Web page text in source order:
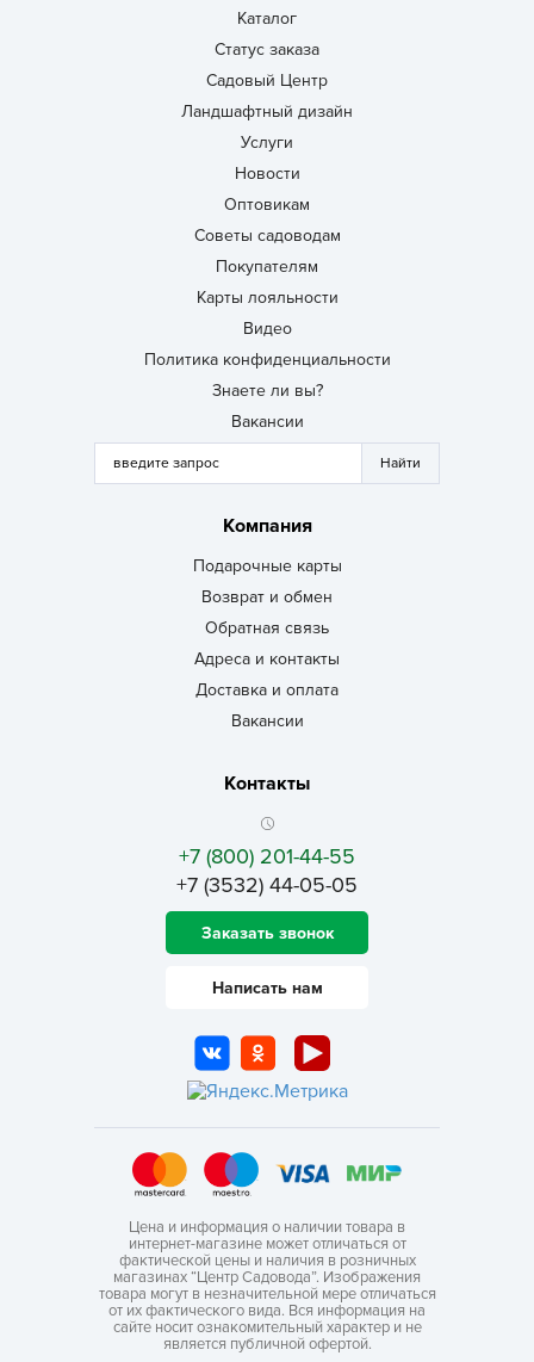
Каталог
Статус заказа
Садовый Центр
Ландшафтный дизайн
Услуги
Новости
Оптовикам
Советы садоводам
Покупателям
Карты лояльности
Видео
Политика конфиденциальности
Знаете ли вы?
Вакансии
Компания
Подарочные карты
Возврат и обмен
Обратная связь
Адреса и контакты
Доставка и оплата
Вакансии
Контакты
+7 (800) 201-44-55
+7 (3532) 44-05-05
Заказать звонок
Написать нам
Цена и информация о наличии товара в
интернет-магазине может отличаться от
фактической цены и наличия в розничных
магазинах “Центр Садовода”. Изображения
товара могут в незначительной мере отличаться
от их фактического вида. Вся информация на
сайте носит ознакомительный характер и не
является публичной офертой.